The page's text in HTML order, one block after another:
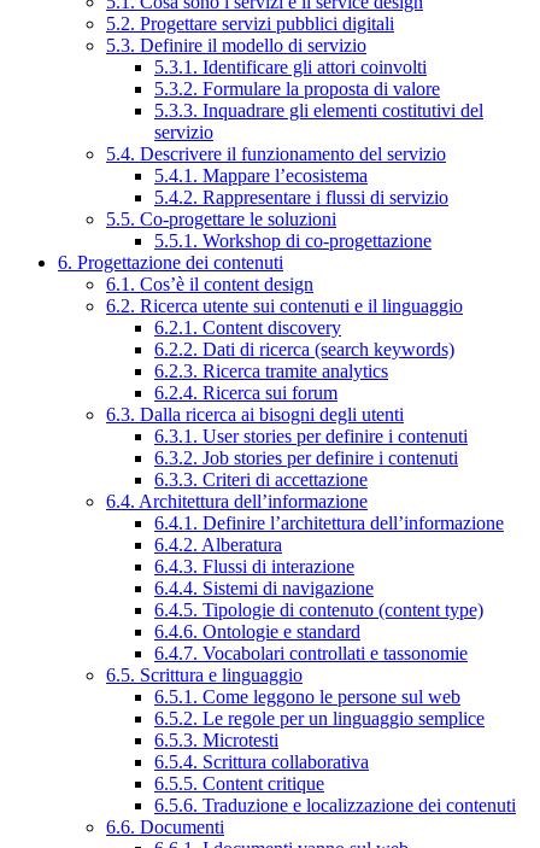
5.2. Progettare servizi pubblici digitali
5.3. Definire il modello di servizio
5.3.1. Identificare gli attori coinvolti
5.3.2. Formulare la proposta di valore
5.3.3. Inquadrare gli elementi costitutivi del
servizio
5.4. Descrivere il funzionamento del servizio
5.4.1. Mappare l’ecosistema
5.4.2. Rappresentare i flussi di servizio
5.5. Co-progettare le soluzioni
5.5.1. Workshop di co-progettazione
6. Progettazione dei contenuti
6.1. Cos’è il content design
6.2. Ricerca utente sui contenuti e il linguaggio
6.2.1. Content discovery
6.2.2. Dati di ricerca (search keywords)
6.2.3. Ricerca tramite analytics
6.2.4. Ricerca sui forum
6.3. Dalla ricerca ai bisogni degli utenti
6.3.1. User stories per definire i contenuti
6.3.2. Job stories per definire i contenuti
6.3.3. Criteri di accettazione
6.4. Architettura dell’informazione
6.4.1. Definire l’architettura dell’informazione
6.4.2. Alberatura
6.4.3. Flussi di interazione
6.4.4. Sistemi di navigazione
6.4.5. Tipologie di contenuto (content type)
6.4.6. Ontologie e standard
6.4.7. Vocabolari controllati e tassonomie
6.5. Scrittura e linguaggio
6.5.1. Come leggono le persone sul web
6.5.2. Le regole per un linguaggio semplice
6.5.3. Microtesti
6.5.4. Scrittura collaborativa
6.5.5. Content critique
6.5.6. Traduzione e localizzazione dei contenuti
6.6. Documenti